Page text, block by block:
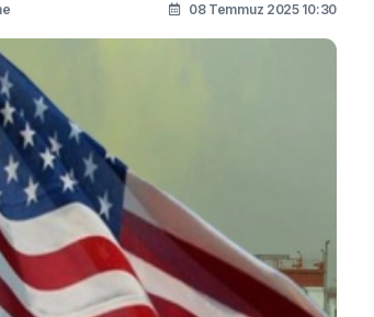
08 Temmuz 2025 10:30